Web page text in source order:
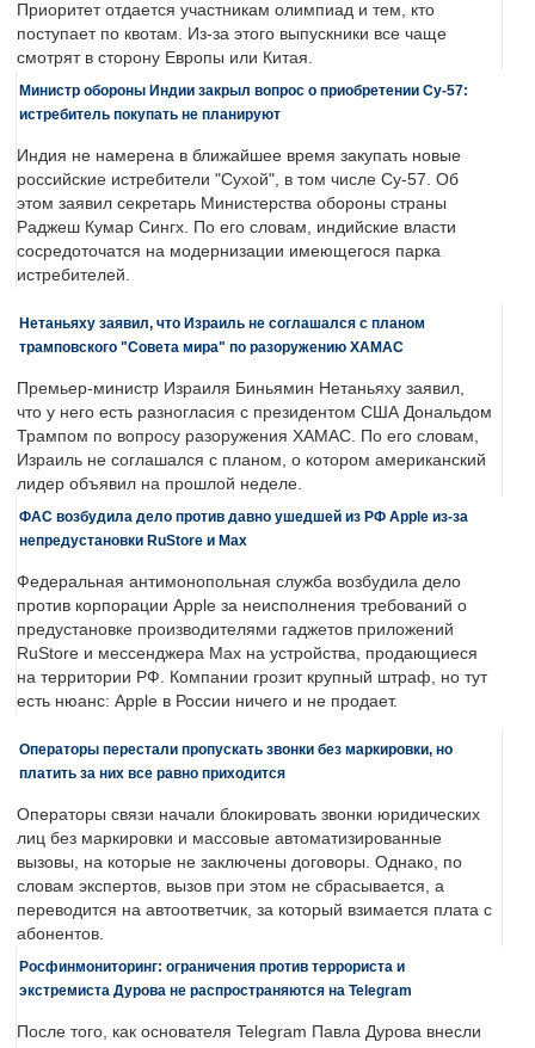
Приоритет отдается участникам олимпиад и тем, кто
поступает по квотам. Из-за этого выпускники все чаще
смотрят в сторону Европы или Китая.
Министр обороны Индии закрыл вопрос о приобретении Су-57:
истребитель покупать не планируют
Индия не намерена в ближайшее время закупать новые
российские истребители "Сухой", в том числе Су-57. Об
этом заявил секретарь Министерства обороны страны
Раджеш Кумар Сингх. По его словам, индийские власти
сосредоточатся на модернизации имеющегося парка
истребителей.
Нетаньяху заявил, что Израиль не соглашался с планом
трамповского "Совета мира" по разоружению ХАМАС
Премьер-министр Израиля Биньямин Нетаньяху заявил,
что у него есть разногласия с президентом США Дональдом
Трампом по вопросу разоружения ХАМАС. По его словам,
Израиль не соглашался с планом, о котором американский
лидер объявил на прошлой неделе.
ФАС возбудила дело против давно ушедшей из РФ Apple из-за
непредустановки RuStore и Max
Федеральная антимонопольная служба возбудила дело
против корпорации Apple за неисполнения требований о
предустановке производителями гаджетов приложений
RuStore и мессенджера Max на устройства, продающиеся
на территории РФ. Компании грозит крупный штраф, но тут
есть нюанс: Apple в России ничего и не продает.
Операторы перестали пропускать звонки без маркировки, но
платить за них все равно приходится
Операторы связи начали блокировать звонки юридических
лиц без маркировки и массовые автоматизированные
вызовы, на которые не заключены договоры. Однако, по
словам экспертов, вызов при этом не сбрасывается, а
переводится на автоответчик, за который взимается плата с
абонентов.
Росфинмониторинг: ограничения против террориста и
экстремиста Дурова не распространяются на Telegram
После того, как основателя Telegram Павла Дурова внесли